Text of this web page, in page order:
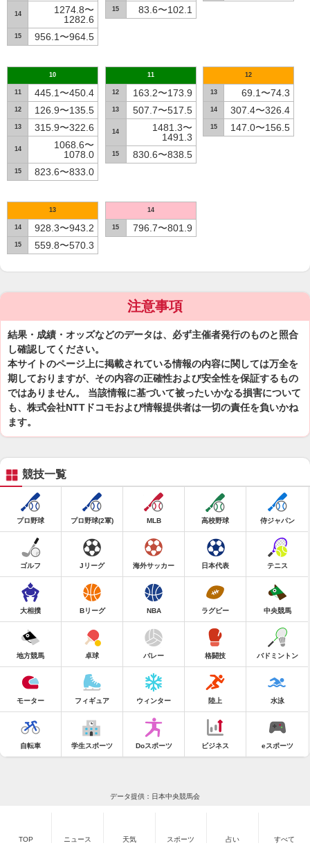
14
1274.8〜
1282.6
15 956.1〜964.5
15 83.6〜102.1
10
11 445.1〜450.4
12 126.9〜135.5
13 315.9〜322.6
14
1068.6〜
1078.0
15 823.6〜833.0
11
12 163.2〜173.9
13 507.7〜517.5
14
1481.3〜
1491.3
15 830.6〜838.5
12
13 69.1〜74.3
14 307.4〜326.4
15 147.0〜156.5
13
14 928.3〜943.2
15 559.8〜570.3
14
15 796.7〜801.9
注意事項
結果・成績・オッズなどのデータは、必ず主催者発行のものと照合
し確認してください。
本サイトのページ上に掲載されている情報の内容に関しては万全を
期しておりますが、その内容の正確性および安全性を保証するもの
ではありません。 当該情報に基づいて被ったいかなる損害について
も、株式会社NTTドコモおよび情報提供者は一切の責任を負いかね
ます。
競技一覧
プロ野球 プロ野球(2軍) MLB 高校野球 侍ジャパン
ゴルフ Jリーグ 海外サッカー 日本代表 テニス
大相撲 Bリーグ NBA ラグビー 中央競馬
地方競馬 卓球 バレー 格闘技 バドミントン
モーター フィギュア ウィンター 陸上 水泳
自転車 学生スポーツ Doスポーツ ビジネス eスポーツ
データ提供：日本中央競馬会
TOP ニュース 天気 スポーツ 占い すべて